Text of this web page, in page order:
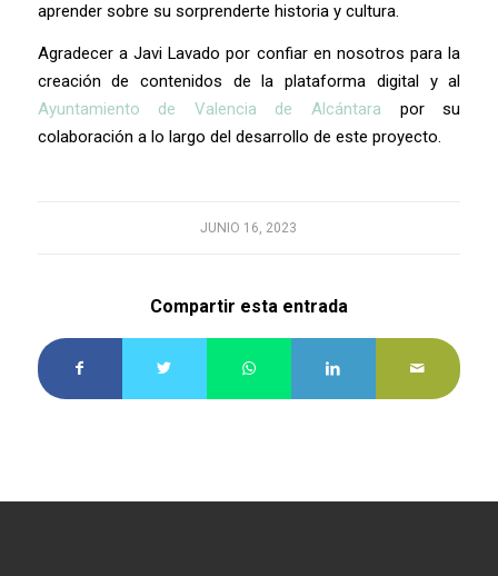
aprender sobre su sorprenderte historia y cultura.
Agradecer a Javi Lavado por confiar en nosotros para la
creación de contenidos de la plataforma digital y al
Ayuntamiento de Valencia de Alcántara por su
colaboración a lo largo del desarrollo de este proyecto.
JUNIO 16, 2023
Compartir esta entrada